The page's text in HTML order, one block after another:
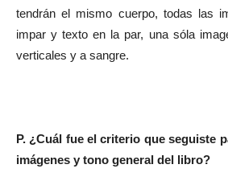
tendrán el mismo cuerpo, todas las
impar y texto en la par, una sóla
verticales y a sangre.
P. ¿Cuál fue el criterio que seguiste
imágenes y tono general del libro?